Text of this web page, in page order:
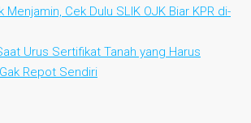
Menjamin, Cek Dulu SLIK OJK Biar KPR di-
Urus Sertifikat Tanah yang Harus
Repot Sendiri